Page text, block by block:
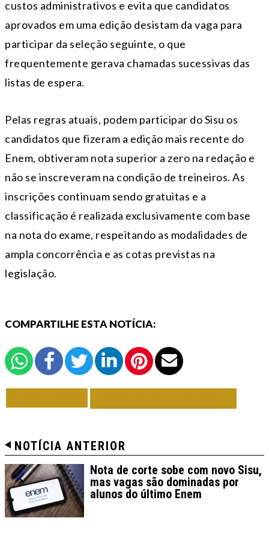
custos administrativos e evita que candidatos
aprovados em uma edição desistam da vaga para
participar da seleção seguinte, o que
frequentemente gerava chamadas sucessivas das
listas de espera.
Pelas regras atuais, podem participar do Sisu os
candidatos que fizeram a edição mais recente do
Enem, obtiveram nota superior a zero na redação e
não se inscreveram na condição de treineiros. As
inscrições continuam sendo gratuitas e a
classificação é realizada exclusivamente com base
na nota do exame, respeitando as modalidades de
ampla concorrência e as cotas previstas na
legislação.
COMPARTILHE ESTA NOTÍCIA:
NOTÍCIA ANTERIOR
Nota de corte sobe com novo Sisu,
mas vagas são dominadas por
alunos do último Enem